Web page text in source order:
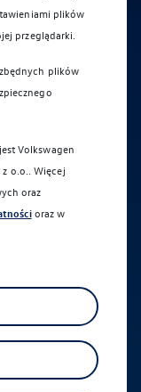
oznacza Twoją
pytasz, z użyciem
Mogą być to
do Ciebie
plików
przeglądarki.
plików
Volkswagen
z o.o.. Więcej
oraz
oraz w